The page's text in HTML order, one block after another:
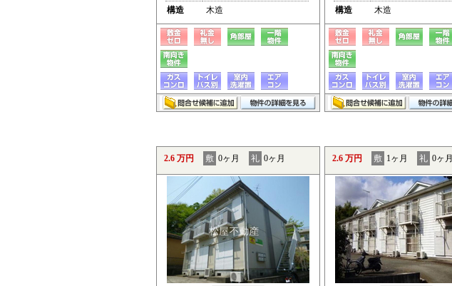
構造
木造
構造
木造
2.6 万円 敷 0ヶ月 礼 0ヶ月 2.6 万円 敷 1ヶ月 礼 0ヶ月